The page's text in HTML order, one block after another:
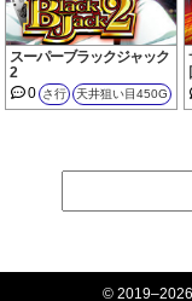
スーパーブラックジャック
2
0 さ行 天井狙い目450G
©